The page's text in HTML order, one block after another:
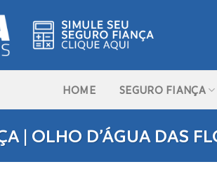
HOME SEGURO FIANÇA
| OLHO D’ÁGUA DAS